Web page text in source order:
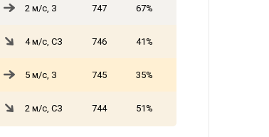
2 м/с, З 747 67%
4 м/с, СЗ 746 41%
5 м/с, З 745 35%
2 м/с, СЗ 744 51%